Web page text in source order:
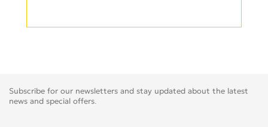
Subscribe for our newsletters and stay updated about the latest
news and special offers.